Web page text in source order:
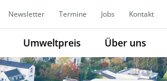
Newsletter Termine Jobs Kontakt
Umweltpreis Über uns